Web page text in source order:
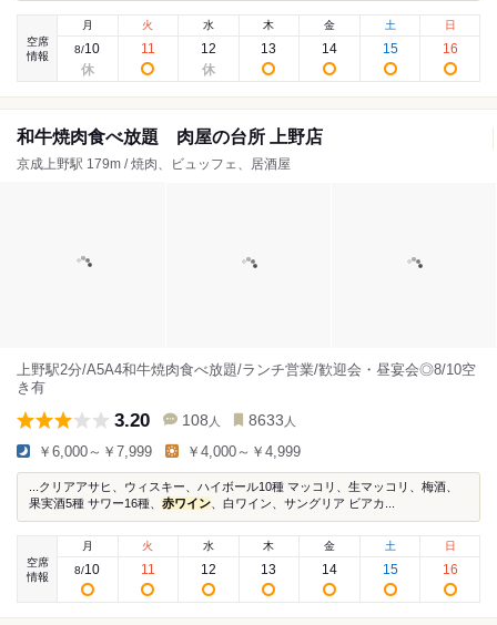
空席
情報
月
8/10
火
11
水
12
木
13
金
14
土
15
日
16
和牛焼肉食べ放題 肉屋の台所 上野店
京成上野駅 179m / 焼肉、ビュッフェ、居酒屋
上野駅2分/A5A4和牛焼肉食べ放題/ランチ営業/歓迎会・昼宴会◎8/10空
き有
3.20 108 人 8633 人
￥6,000～￥7,999 ￥4,000～￥4,999
...クリアアサヒ、ウィスキー、ハイボール10種 マッコリ、生マッコリ、梅酒、
果実酒5種 サワー16種、 赤ワイン 、白ワイン、サングリア ビアカ...
空席
情報
月
8/10
火
11
水
12
木
13
金
14
土
15
日
16